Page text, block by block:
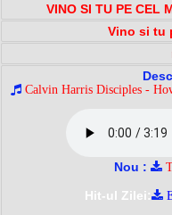
VINO SI TU PE CEL
Vino si tu
Calvin Harris Disciples -
Nou :
Hit-ul Zilei: